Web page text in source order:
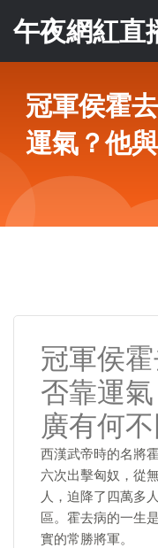
午夜網紅直
冠軍侯霍
運氣？他
冠軍侯
否靠運
廣有何不
西漢武帝時的名將
六次出擊匈奴，從
人，迫降了四萬多
區。霍去病的一生
實的常勝將軍。